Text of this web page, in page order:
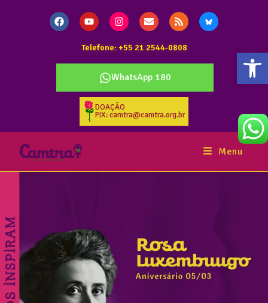
Telefone: +55 21 2544-0808
WhatsApp 180
DOAÇÃO
PIX: camtra@camtra.org.br
Menu